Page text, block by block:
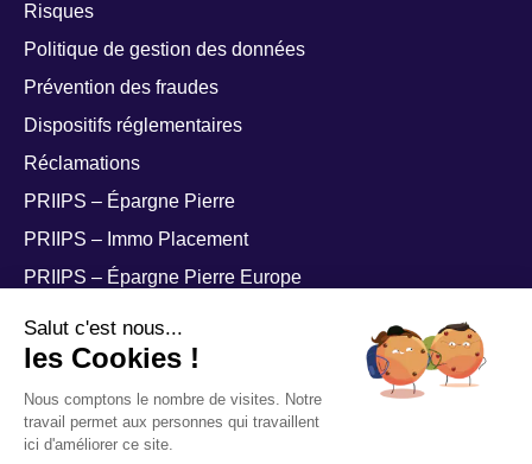
Risques
Politique de gestion des données
Prévention des fraudes
Dispositifs réglementaires
Réclamations
PRIIPS – Épargne Pierre
PRIIPS – Immo Placement
PRIIPS – Épargne Pierre Europe
Salut c'est nous...
les Cookies !
Nous comptons le nombre de visites. Notre
travail permet aux personnes qui travaillent
ici d'améliorer ce site.